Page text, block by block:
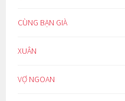
CÙNG BẠN GIÀ
XUÂN
VỢ NGOAN